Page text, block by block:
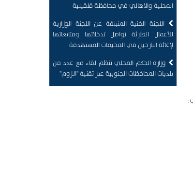
المحلية والاهالي في محافظة قلقيلية
اللجنة الفنية المنبثقة عن اللجنة الوزارية
للأعمال الطارئة تواصل تدخلاتها ومتابعاتها
لإغاثة النازحين في المخيمات المستهدفة
وزارة الحكم المحلي تنظم لقاء مع عدد من
بلديات المحافظات الجنوبية عبر تقنية "الزوم"